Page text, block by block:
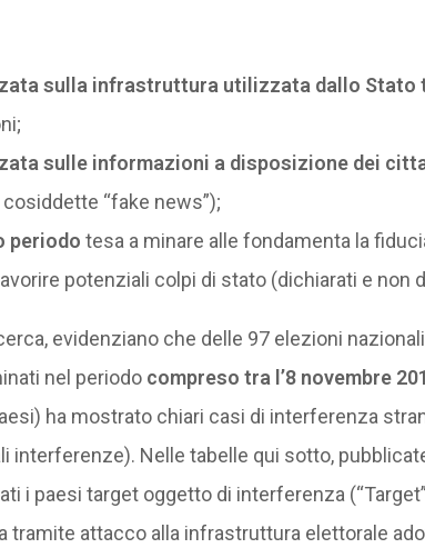
sulla infrastruttura utilizzata dallo Stato
sulle informazioni a disposizione dei
“fake news”);
periodo tesa a minare alle fondamenta la
potenziali colpi di stato (dichiarati e non
evidenziano che delle 97 elezioni
nel periodo compreso tra l’8 novembre
ha mostrato chiari casi di interferenza
interferenze). Nelle tabelle qui sotto,
i paesi target oggetto di interferenza
tramite attacco alla infrastruttura elettorale